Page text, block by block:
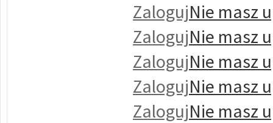
ZalogujNie masz
ZalogujNie masz
ZalogujNie masz
ZalogujNie masz
ZalogujNie masz